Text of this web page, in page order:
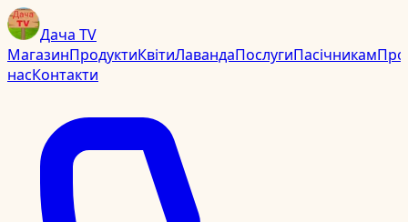
Дача TV
МагазинПродуктиКвітиЛавандаПослугиПасічникамПро
насКонтакти